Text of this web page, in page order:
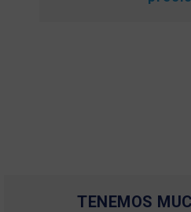
TENEMOS